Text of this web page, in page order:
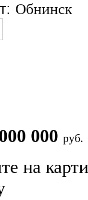
Обнинск
000 руб.